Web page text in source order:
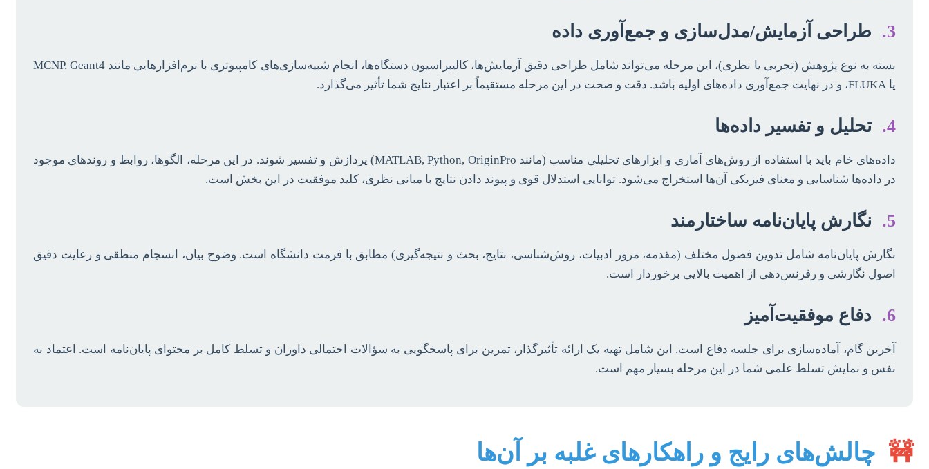
3. طراحی آزمایش/مدل‌سازی و جمع‌آوری داده
بسته به نوع پژوهش (تجربی یا نظری)، این مرحله می‌تواند شامل طراحی دقیق آزمایش‌ها، کالیبراسیون دستگاه‌ها، انجام شبیه‌سازی‌های کامپیوتری با نرم‌افزارهایی مانند MCNP, Geant4
یا FLUKA، و در نهایت جمع‌آوری داده‌های اولیه باشد. دقت و صحت در این مرحله مستقیماً بر اعتبار نتایج شما تأثیر می‌گذارد.
4. تحلیل و تفسیر داده‌ها
داده‌های خام باید با استفاده از روش‌های آماری و ابزارهای تحلیلی مناسب (مانند MATLAB, Python, OriginPro) پردازش و تفسیر شوند. در این مرحله، الگوها، روابط و روندهای موجود
در داده‌ها شناسایی و معنای فیزیکی آن‌ها استخراج می‌شود. توانایی استدلال قوی و پیوند دادن نتایج با مبانی نظری، کلید موفقیت در این بخش است.
5. نگارش پایان‌نامه ساختارمند
نگارش پایان‌نامه شامل تدوین فصول مختلف (مقدمه، مرور ادبیات، روش‌شناسی، نتایج، بحث و نتیجه‌گیری) مطابق با فرمت دانشگاه است. وضوح بیان، انسجام منطقی و رعایت دقیق
اصول نگارشی و رفرنس‌دهی از اهمیت بالایی برخوردار است.
6. دفاع موفقیت‌آمیز
آخرین گام، آماده‌سازی برای جلسه دفاع است. این شامل تهیه یک ارائه تأثیرگذار، تمرین برای پاسخگویی به سؤالات احتمالی داوران و تسلط کامل بر محتوای پایان‌نامه است. اعتماد به
نفس و نمایش تسلط علمی شما در این مرحله بسیار مهم است.
🚧 چالش‌های رایج و راهکارهای غلبه بر آن‌ها